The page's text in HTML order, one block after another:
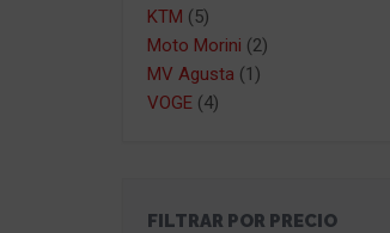
KTM (5)
Moto Morini (2)
MV Agusta (1)
VOGE (4)
FILTRAR POR PRECIO